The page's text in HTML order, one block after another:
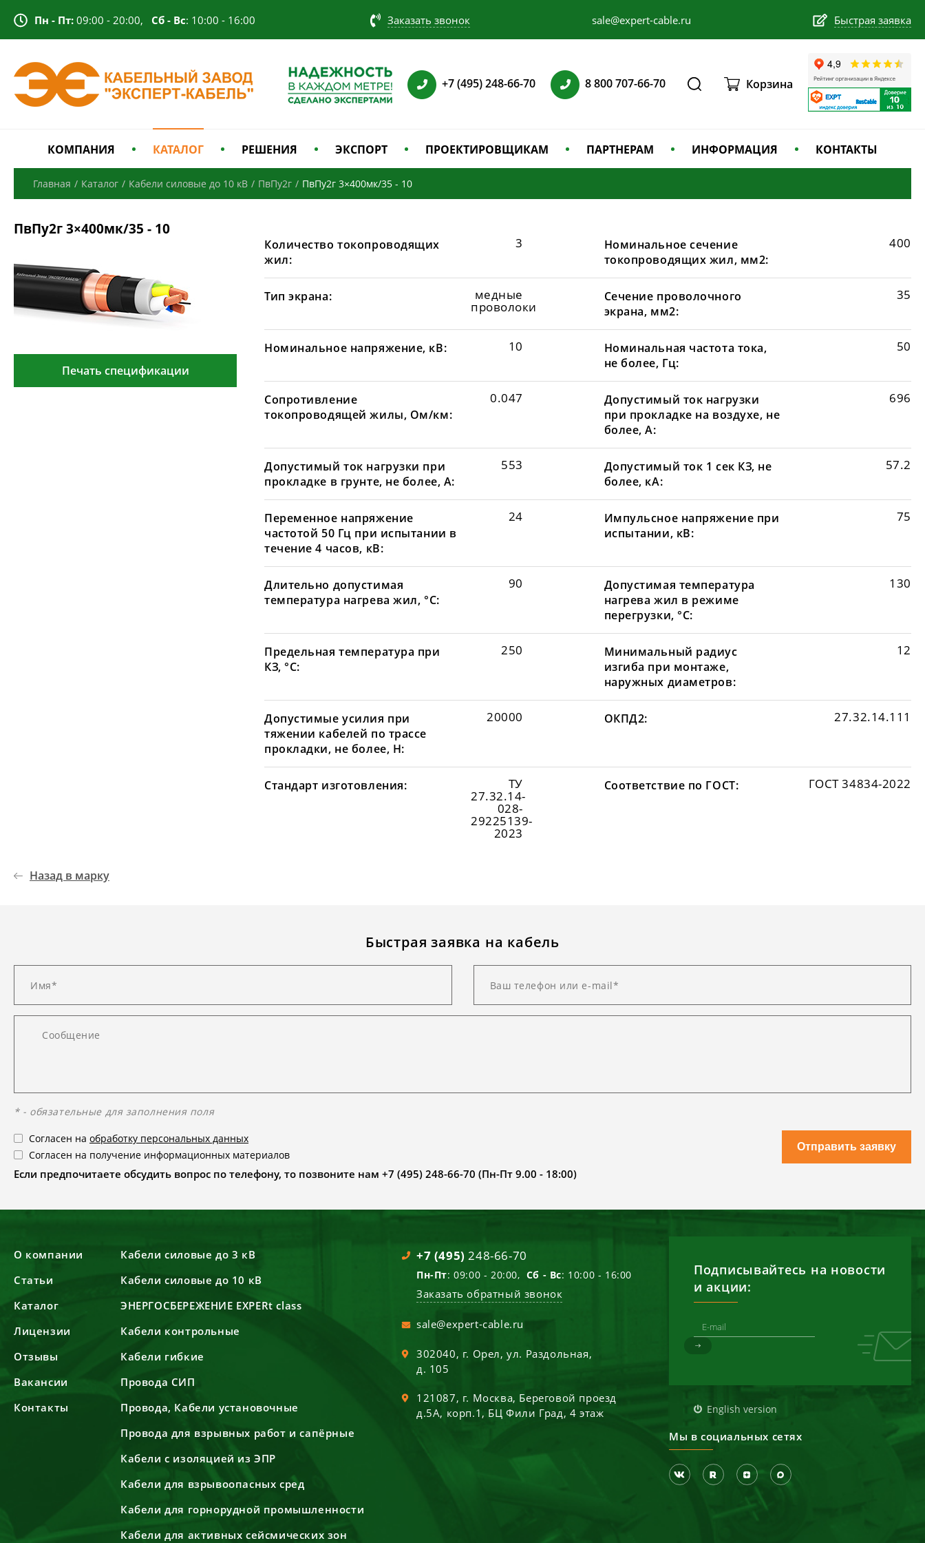
Пн - Пт: 09:00 - 20:00, Сб - Вс: 10:00 - 16:00 Заказать звонок sale@expert-cable.ru Быстрая заявка
+7 (495) 248-66-70 8 800 707-66-70 Корзина
КОМПАНИЯ КАТАЛОГ РЕШЕНИЯ ЭКСПОРТ ПРОЕКТИРОВЩИКАМ ПАРТНЕРАМ ИНФОРМАЦИЯ КОНТАКТЫ
Главная / Каталог / Кабели силовые до 10 кВ / ПвПу2г / ПвПу2г 3×400мк/35 - 10
ПвПу2г 3×400мк/35 - 10
Печать спецификации
Количество токопроводящих
жил:
3
Номинальное сечение
токопроводящих жил, мм2:
400
Тип экрана: медные
проволоки
Сечение проволочного
экрана, мм2:
35
Номинальное напряжение, кВ: 10
Номинальная частота тока,
не более, Гц:
50
Сопротивление
токопроводящей жилы, Ом/км:
0.047
Допустимый ток нагрузки
при прокладке на воздухе, не
более, А:
696
Допустимый ток нагрузки при
прокладке в грунте, не более, А:
553
Допустимый ток 1 сек КЗ, не
более, кА:
57.2
Переменное напряжение
частотой 50 Гц при испытании в
течение 4 часов, кВ:
24
Импульсное напряжение при
испытании, кВ:
75
Длительно допустимая
температура нагрева жил, °С:
90
Допустимая температура
нагрева жил в режиме
перегрузки, °С:
130
Предельная температура при
КЗ, °С:
250
Минимальный радиус
изгиба при монтаже,
наружных диаметров:
12
Допустимые усилия при
тяжении кабелей по трассе
прокладки, не более, Н:
20000 ОКПД2: 27.32.14.111
Стандарт изготовления: ТУ
27.32.14-
028-
29225139-
2023
Соответствие по ГОСТ: ГОСТ 34834-2022
Назад в марку
Быстрая заявка на кабель
* - обязательные для заполнения поля
Согласен на обработку персональных данных
Согласен на получение информационных материалов
Если предпочитаете обсудить вопрос по телефону, то позвоните нам +7 (495) 248-66-70 (Пн-Пт 9.00 - 18:00)
Отправить заявку
О компании
Статьи
Каталог
Лицензии
Отзывы
Вакансии
Контакты
Кабели силовые до 3 кВ
Кабели силовые до 10 кВ
ЭНЕРГОСБЕРЕЖЕНИЕ EXPERt class
Кабели контрольные
Кабели гибкие
Провода СИП
Провода, Кабели установочные
Провода для взрывных работ и сапёрные
Кабели с изоляцией из ЭПР
Кабели для взрывоопасных сред
Кабели для горнорудной промышленности
Кабели для активных сейсмических зон
+7 (495) 248-66-70
Пн-Пт: 09:00 - 20:00, Сб - Вс: 10:00 - 16:00
Заказать обратный звонок
sale@expert-cable.ru
302040, г. Орел,ул. Раздольная,
д. 105
121087, г. Москва, Береговой проезд
д.5А, корп.1, БЦ Фили Град, 4 этаж
Подписывайтесь на новости
и акции:
English version
Мы в социальных сетях